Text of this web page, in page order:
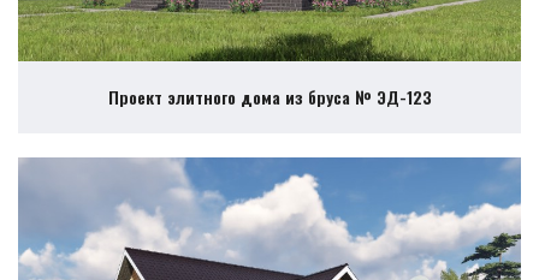
Проект элитного дома из бруса № ЭД-123